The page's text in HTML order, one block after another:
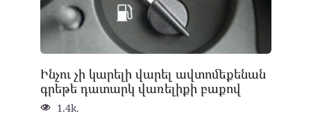
Ինչու չի կարելի վարել ավտոմեքենան
գրեթե դատարկ վառելիքի բաքով
1.4k.